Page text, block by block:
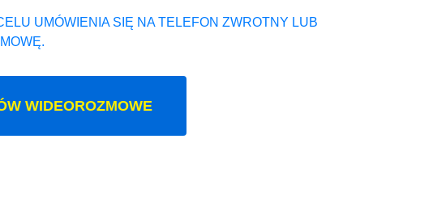
UMÓWIENIA SIĘ NA TELEFON ZWROTNY LUB
WIDEOROZMOWE